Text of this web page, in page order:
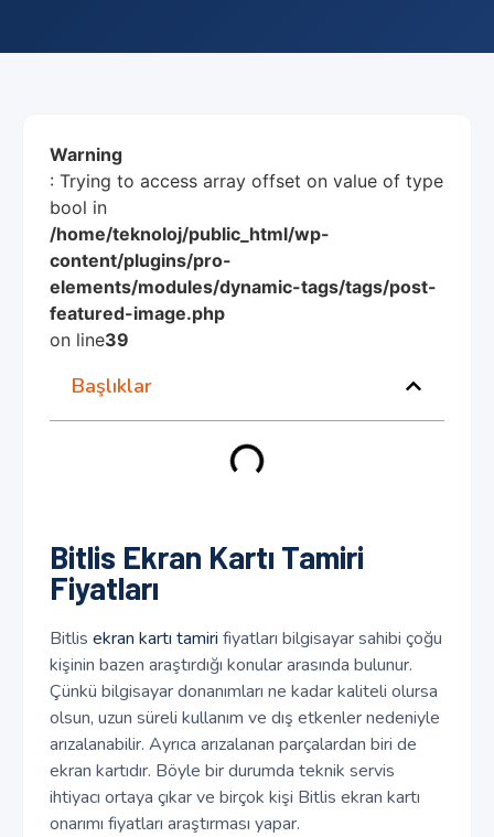
Warning
: Trying to access array offset on value of type
bool in
/home/teknoloj/public_html/wp-
content/plugins/pro-
elements/modules/dynamic-tags/tags/post-
featured-image.php
on line39
Başlıklar
Bitlis Ekran Kartı Tamiri
Fiyatları
Bitlis ekran kartı tamiri fiyatları bilgisayar sahibi çoğu
kişinin bazen araştırdığı konular arasında bulunur.
Çünkü bilgisayar donanımları ne kadar kaliteli olursa
olsun, uzun süreli kullanım ve dış etkenler nedeniyle
arızalanabilir. Ayrıca arızalanan parçalardan biri de
ekran kartıdır. Böyle bir durumda teknik servis
ihtiyacı ortaya çıkar ve birçok kişi Bitlis ekran kartı
onarımı fiyatları araştırması yapar.